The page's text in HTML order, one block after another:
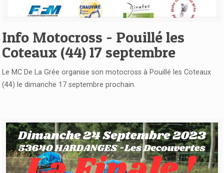
Voir l'article
Info Motocross - Pouillé les
Coteaux (44) 17 septembre
Le MC De La Grée organise son motocross à Pouillé les Coteaux
(44) le dimanche 17 septembre prochain.